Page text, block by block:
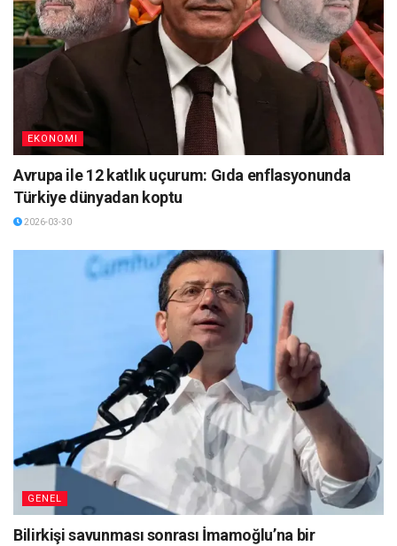
EKONOMI
Avrupa ile 12 katlık uçurum: Gıda enflasyonunda
Türkiye dünyadan koptu
2026-03-30
GENEL
Bilirkişi savunması sonrası İmamoğlu’na bir